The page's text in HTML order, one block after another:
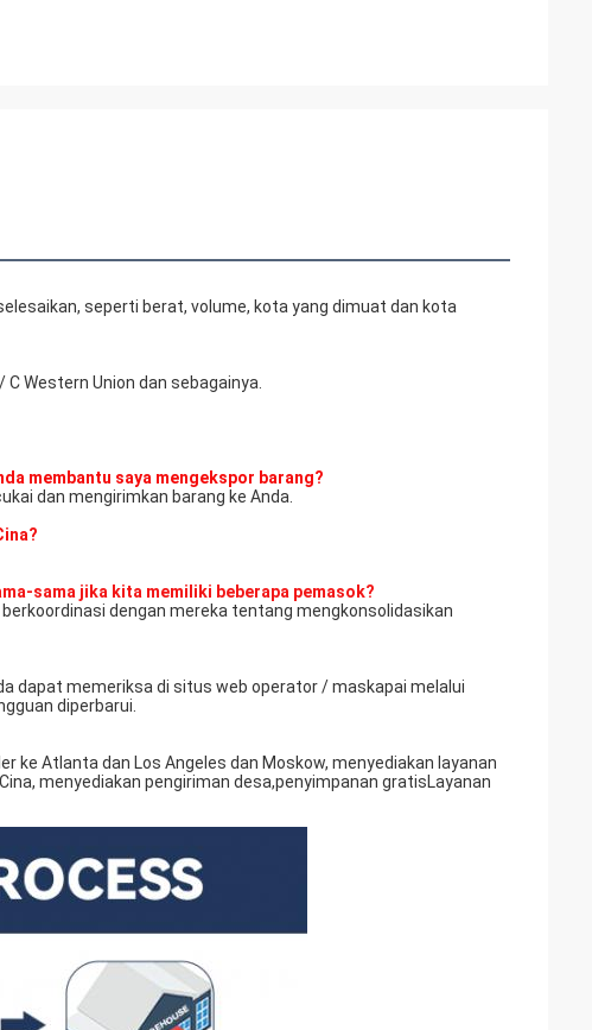
seperti berat, volume, kota yang dimuat dan kota
Western Union dan sebagainya.
membantu saya mengekspor barang?
dan mengirimkan barang ke Anda.
sama jika kita memiliki beberapa pemasok?
dengan mereka tentang mengkonsolidasikan
dapat memeriksa di situs web operator / maskapai melalui
diperbarui.
ke Atlanta dan Los Angeles dan Moskow, menyediakan layanan
menyediakan pengiriman desa,penyimpanan gratisLayanan